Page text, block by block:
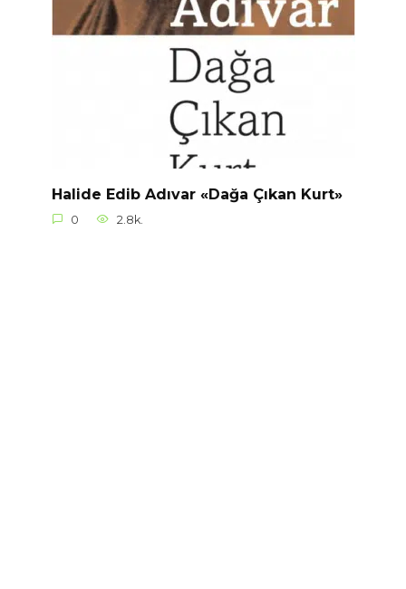
Halide Edib Adıvar «Dağa Çıkan Kurt»
0 2.8k.